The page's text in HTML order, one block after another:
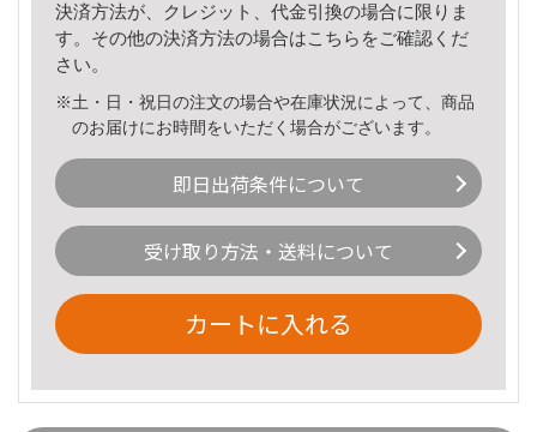
決済方法が、クレジット、代金引換の場合に限りま
す。その他の決済方法の場合はこちら をご確認くだ
さい。
※土・日・祝日の注文の場合や在庫状況によって、商品
のお届けにお時間をいただく場合がございます。
即日出荷条件について
受け取り方法・送料について
カートに入れる